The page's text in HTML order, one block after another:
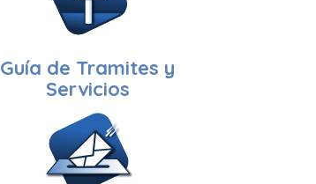
Guía de Tramites y
Servicios